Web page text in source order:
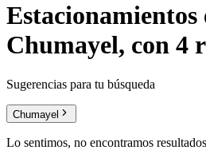
Estacionamientos
Chumayel, con 4
Sugerencias para tu búsqueda
Chumayel
Lo sentimos, no encontramos